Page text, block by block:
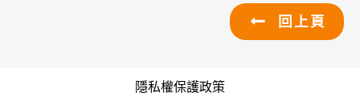
回上頁
隱私權保護政策